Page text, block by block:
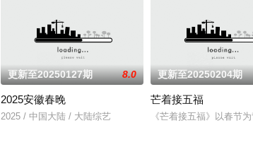
更新至20250127期 8.0
2025安徽春晚
2025 / 中国大陆 / 大陆综艺
更新至20250204期
芒着接五福
《芒着接五福》以春节